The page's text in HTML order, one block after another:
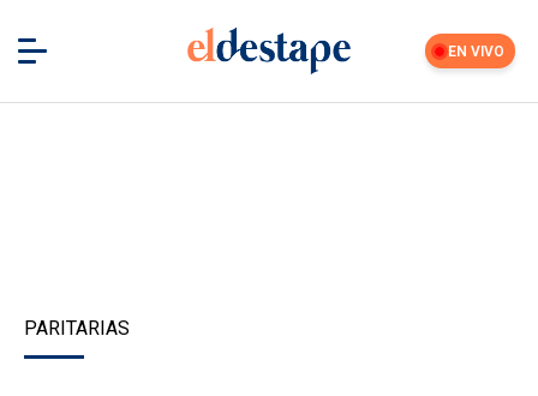
EN VIVO
PARITARIAS